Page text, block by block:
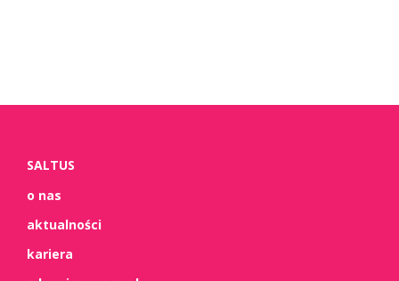
SALTUS
o nas
aktualności
kariera